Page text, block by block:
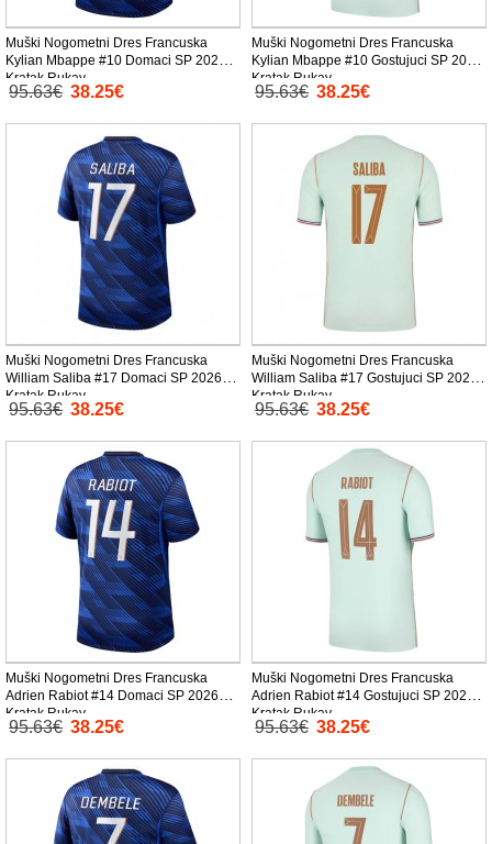
Muški Nogometni Dres Francuska
Kylian Mbappe #10 Domaci SP 2026
Kratak Rukav
95.63€ 38.25€
Muški Nogometni Dres Francuska
Kylian Mbappe #10 Gostujuci SP 2026
Kratak Rukav
95.63€ 38.25€
Muški Nogometni Dres Francuska
William Saliba #17 Domaci SP 2026
Kratak Rukav
95.63€ 38.25€
Muški Nogometni Dres Francuska
William Saliba #17 Gostujuci SP 2026
Kratak Rukav
95.63€ 38.25€
Muški Nogometni Dres Francuska
Adrien Rabiot #14 Domaci SP 2026
Kratak Rukav
95.63€ 38.25€
Muški Nogometni Dres Francuska
Adrien Rabiot #14 Gostujuci SP 2026
Kratak Rukav
95.63€ 38.25€